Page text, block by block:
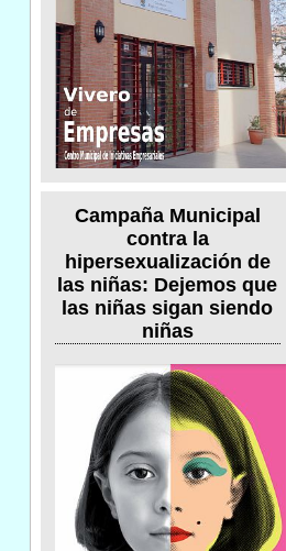
Campaña Municipal
contra la
hipersexualización de
las niñas: Dejemos que
las niñas sigan siendo
niñas